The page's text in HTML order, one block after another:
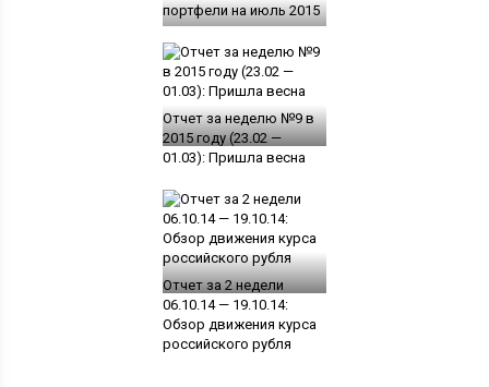
портфели на июль 2015
Отчет за неделю №9 в
2015 году (23.02 —
01.03): Пришла весна
Отчет за 2 недели
06.10.14 — 19.10.14:
Обзор движения курса
российского рубля